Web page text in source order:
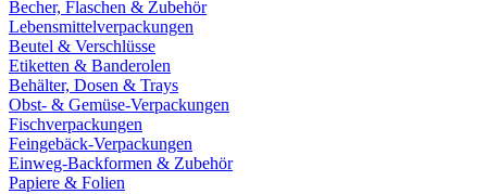
Becher, Flaschen & Zubehör
Lebensmittelverpackungen
Beutel & Verschlüsse
Etiketten & Banderolen
Behälter, Dosen & Trays
Obst- & Gemüse-Verpackungen
Fischverpackungen
Feingebäck-Verpackungen
Einweg-Backformen & Zubehör
Papiere & Folien